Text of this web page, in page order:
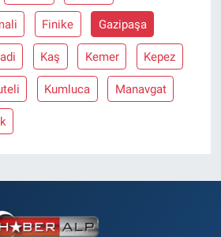
Finike Gazipaşa
Kaş Kemer Kepez
Kumluca Manavgat